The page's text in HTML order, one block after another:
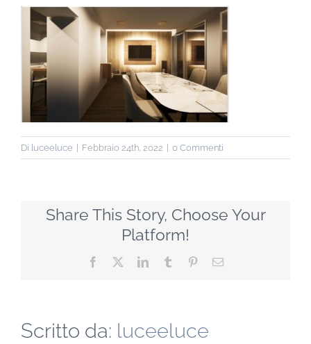
Di luceeluce Febbraio 24th, 2022 0 Commenti
Share This Story, Choose Your
Platform!
Facebook LinkedInTumblr PinterestEmail
Scritto da: luceeluce